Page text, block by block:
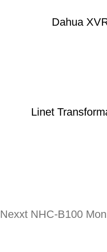
Dahua
Linet
Nexxt NHC-B100